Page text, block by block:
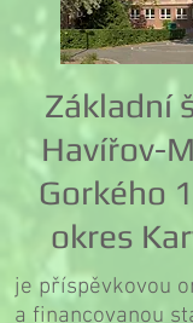
Základní
Havířov-
Gorkého
okres
je příspěvkovou
a financovanou